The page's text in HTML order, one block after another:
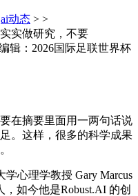
ai动态 > >
实做研究，不要
辑：2026国际足联世界杯
摘要里面用一两句话说
。这样，很多的科学成果
心理学教授 Gary Marcus
如今他是Robust.AI 的创